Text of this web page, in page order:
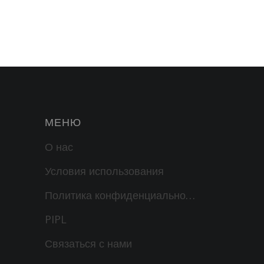
МЕНЮ
О нас
Условия использования
Политика конфиденциальности
PIPL
Связаться с нами